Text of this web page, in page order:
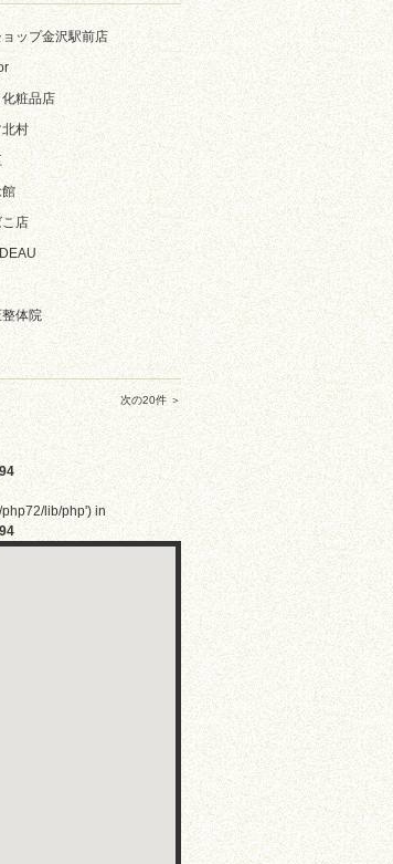
ップ金沢駅前店
粧品店
村
店
体院
次の20件 ＞
94
lib/php') in
94